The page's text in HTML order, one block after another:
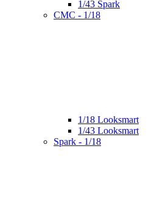
1/43 Spark
CMC - 1/18
1/18 Looksmart
1/43 Looksmart
Spark - 1/18